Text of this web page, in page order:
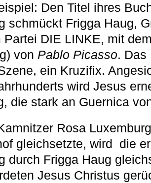
Den Titel ihres
schmückt Frigga Haug,
Partei DIE LINKE, mit
von Pablo Picasso. Das
ein Kruzifix.
wird Jesus
die stark an Guernica
Rosa
gleichsetzte, wird die
durch Frigga Haug
Jesus Christus